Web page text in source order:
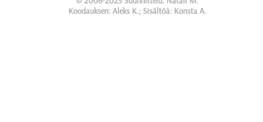
Koodauksen: Aleks K.; Sisältöä: Konsta A.